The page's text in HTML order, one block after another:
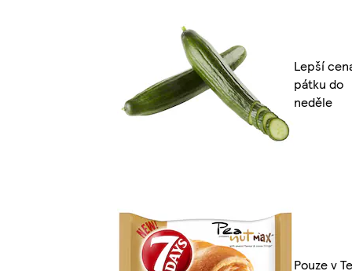
Lepší
pátku do
neděle
Pouze v